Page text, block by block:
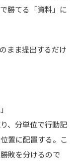
勝てる「資料」に
まま提出するだけ
、分単位で行動記
置に配置する。こ
敗を分けるので